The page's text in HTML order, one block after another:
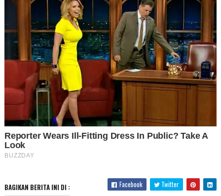
BAGIKAN BERITA INI DI : Facebook Twitter